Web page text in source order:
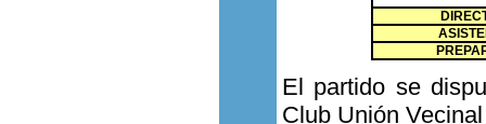
El partido se
Club Unión